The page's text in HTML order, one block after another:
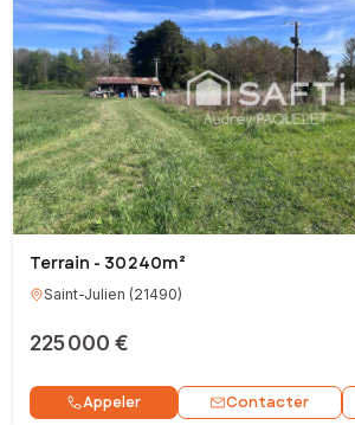
Terrain - 30 240m²
Saint-Julien (21490)
225 000 €
Appeler Contacter